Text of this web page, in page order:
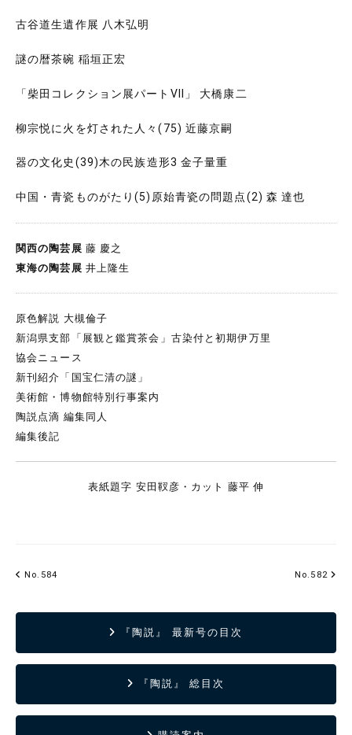
古谷道生遺作展 八木弘明
謎の暦茶碗 稲垣正宏
「柴田コレクション展パートVII」 大橋康二
柳宗悦に火を灯された人々(75) 近藤京嗣
器の文化史(39)木の民族造形3 金子量重
中国・青瓷ものがたり(5)原始青瓷の問題点(2) 森 達也
関西の陶芸展 藤 慶之
東海の陶芸展 井上隆生
原色解説 大槻倫子
新潟県支部「展観と鑑賞茶会」古染付と初期伊万里
協会ニュース
新刊紹介「国宝仁清の謎」
美術館・博物館特別行事案内
陶説点滴 編集同人
編集後記
表紙題字 安田靫彦・カット 藤平 伸
No.584 No.582
『陶説』 最新号の目次
『陶説』 総目次